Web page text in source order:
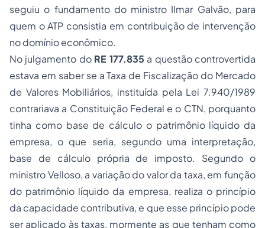
seguiu o fundamento do ministro Ilmar Galvão, para
quem o ATP consistia em contribuição de intervenção
no domínio econômico.
No julgamento do RE 177.835 a questão controvertida
estava em saber se a Taxa de Fiscalização do Mercado
de Valores Mobiliários, instituída pela Lei 7.940/1989
contrariava a Constituição Federal e o CTN, porquanto
tinha como base de cálculo o patrimônio líquido da
empresa, o que seria, segundo uma interpretação,
base de cálculo própria de imposto. Segundo o
ministro Velloso, a variação do valor da taxa, em função
do patrimônio líquido da empresa, realiza o princípio
da capacidade contributiva, e que esse princípio pode
ser aplicado às taxas, mormente as que tenham como